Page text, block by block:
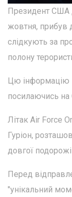
Президент США
жовтня, прибув
слідкують за
полону
Цю інформацію
посилаючись на
Літак Air Force
Гуріон,
довгої
Перед
"унікальний